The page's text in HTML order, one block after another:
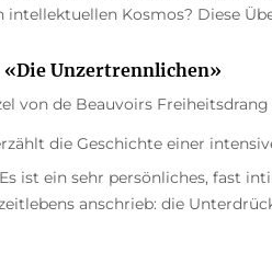
Kosmos? Diese
Unzertrennlichen»
von de Beauvoirs
die Geschichte einer
Es ist ein sehr persönliches, fast
anschrieb: die